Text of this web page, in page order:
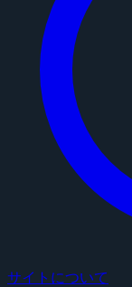
サイトについて